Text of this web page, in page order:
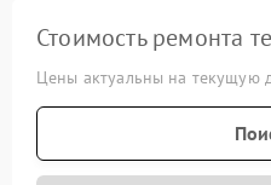
Стоимость ремонта
Цены актуальны на текущую